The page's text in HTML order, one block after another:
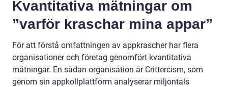
Kvantitativa mätningar om
”varför kraschar mina appar”
För att förstå omfattningen av appkrascher har flera
organisationer och företag genomfört kvantitativa
mätningar. En sådan organisation är Crittercism, som
genom sin appkollplattform analyserar miljontals